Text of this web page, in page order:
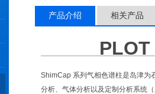
产品介绍 相关产品
ShimCap 系列气相色谱柱是岛津为
分析、气体分析以及定制分析系统